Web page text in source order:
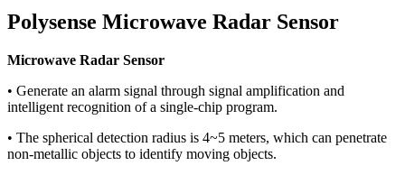
Polysense Microwave Radar Sensor
Microwave Radar Sensor
• Generate an alarm signal through signal amplification and
intelligent recognition of a single-chip program.
• The spherical detection radius is 4~5 meters, which can penetrate
non-metallic objects to identify moving objects.